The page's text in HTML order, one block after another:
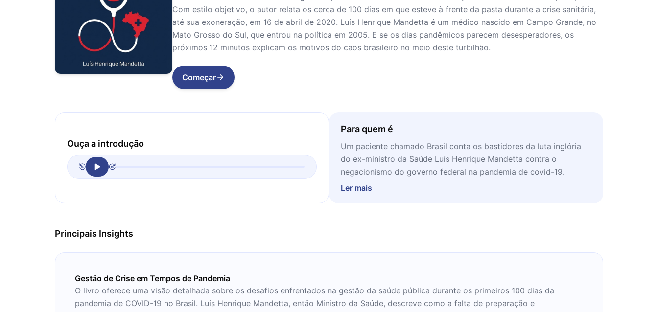
Com estilo objetivo, o autor relata os cerca de 100 dias em que esteve à frente da pasta durante a crise sanitária,
até sua exoneração, em 16 de abril de 2020. Luís Henrique Mandetta é um médico nascido em Campo Grande, no
Mato Grosso do Sul, que entrou na política em 2005. E se os dias pandêmicos parecem desesperadores, os
próximos 12 minutos explicam os motivos do caos brasileiro no meio deste turbilhão.
Começar
Ouça a introdução
Para quem é
Um paciente chamado Brasil conta os bastidores da luta inglória
do ex-ministro da Saúde Luís Henrique Mandetta contra o
negacionismo do governo federal na pandemia de covid-19.
Ler mais
Principais Insights
Gestão de Crise em Tempos de Pandemia
O livro oferece uma visão detalhada sobre os desafios enfrentados na gestão da saúde pública durante os primeiros 100 dias da
pandemia de COVID-19 no Brasil. Luís Henrique Mandetta, então Ministro da Saúde, descreve como a falta de preparação e